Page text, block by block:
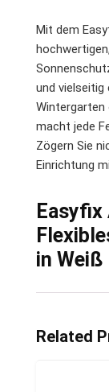
Mit dem
und vielseitig
Wintergarten
macht jede
Zögern Sie
Einrichtung
in Weiß
Related